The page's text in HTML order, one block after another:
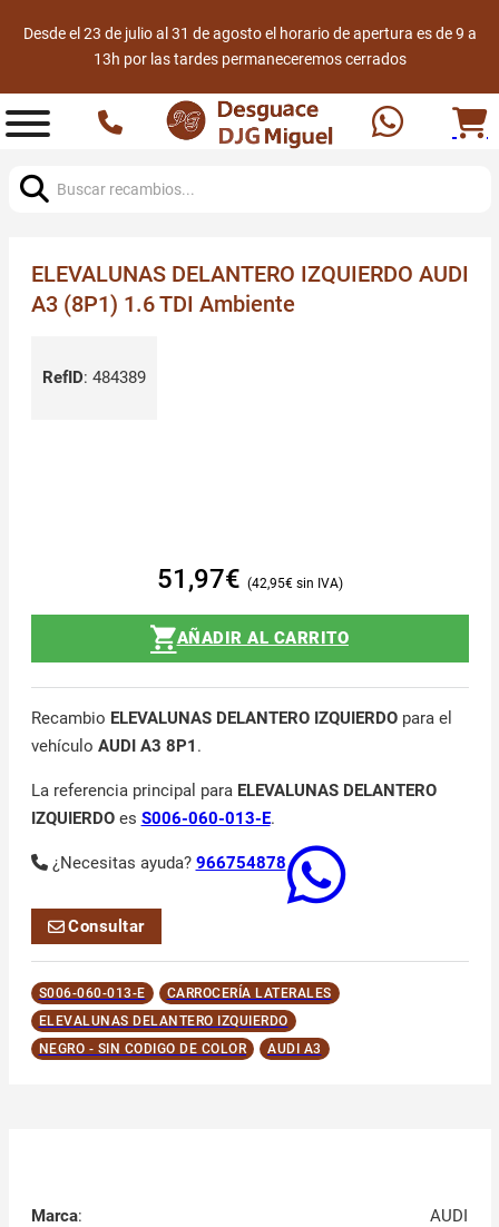
Desde el 23 de julio al 31 de agosto el horario de apertura es de 9 a
13h por las tardes permaneceremos cerrados
ELEVALUNAS DELANTERO IZQUIERDO AUDI
A3 (8P1) 1.6 TDI Ambiente
RefID: 484389
51,97€ 42,95€
AÑADIR AL CARRITO
Recambio ELEVALUNAS DELANTERO IZQUIERDOpara el
vehículo AUDI A3 8P1 .
La referencia principal para ELEVALUNAS DELANTERO
IZQUIERDOes S006-060-013-E.
¿Necesitas ayuda? 966754878
Consultar
S006-060-013-E
CARROCERÍA LATERALES
ELEVALUNAS DELANTERO IZQUIERDO
NEGRO - SIN CODIGO DE COLOR
AUDI A3
Marca:
AUDI